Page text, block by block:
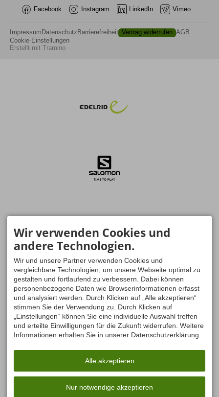
Impressum Datenschutz Barrierefreiheit Vertrag widerrufen AGB
Cookie-Einstellungen
Facebook Instagram LinkedIn Vimeo
Erstellt mit Tramino
Wir verwenden Cookies und
andere Technologien.
Wir und unsere Partner verwenden Cookies und
vergleichbare Technologien, um unsere Webseite optimal zu
gestalten und fortlaufend zu verbessern. Dabei können
personenbezogene Daten wie Browserinformationen erfasst
und analysiert werden. Durch Klicken auf „Alle akzeptieren“
stimmen Sie der Verwendung zu. Durch Klicken auf
„Einstellungen“ können Sie eine individuelle Auswahl treffen
und erteilte Einwilligungen für die Zukunft widerrufen. Weitere
Informationen erhalten Sie in unserer Datenschutzerklärung.
Alle akzeptieren
Nur notwendige akzeptieren